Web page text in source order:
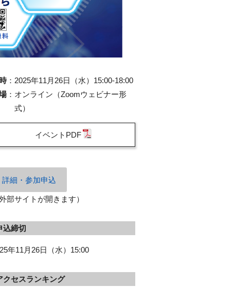
： 2025年11月26日（水）15:00-18:00
： オンライン（Zoomウェビナー形
式）
イベントPDF
詳細・参加申込
外部サイトが開きます）
込締切
年11月26日（水）15:00
クセスランキング